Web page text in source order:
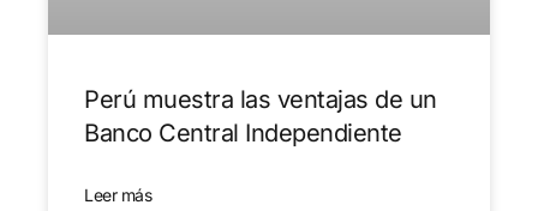
Perú muestra las ventajas de un
Banco Central Independiente
Leer más